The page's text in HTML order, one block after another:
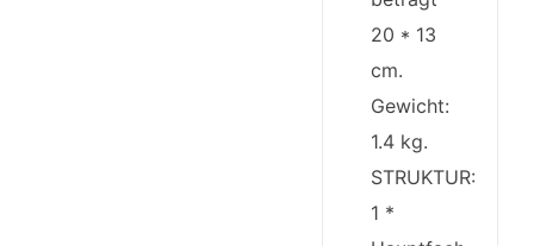
20 * 13
cm.
Gewicht:
1.4 kg.
STRUKTUR:
1 *